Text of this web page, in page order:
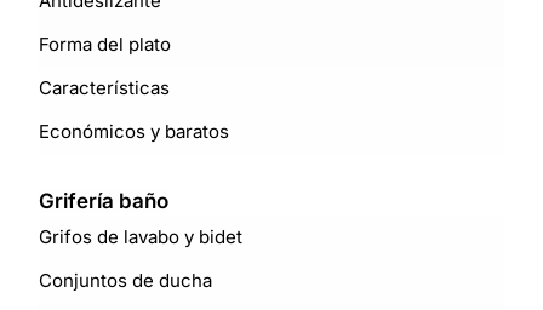
Forma del plato
Características
Económicos y baratos
Grifería baño
Grifos de lavabo y bidet
Conjuntos de ducha